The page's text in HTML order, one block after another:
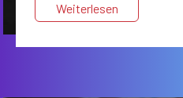
Weiterlesen